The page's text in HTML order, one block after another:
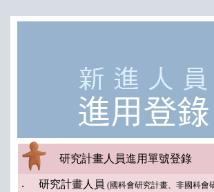
研究計畫人員進用單號登錄
‧ 研究計畫人員 (國科會研究計畫、非國科會